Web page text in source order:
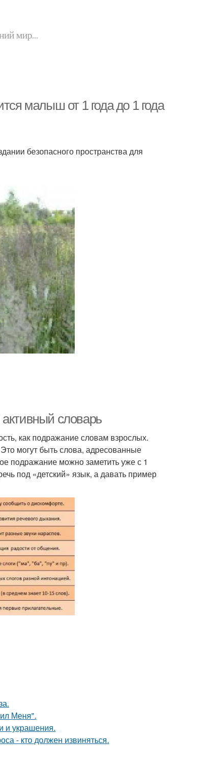
мир...
малыш от 1 года до 1 года
безопасного пространства для
словарь
как подражание словам взрослых.
могут быть слова, адресованные
подражание можно заметить уже с 1
под «детский» язык, а давать пример
Меня".
и украшения.
- кто должен извиняться.